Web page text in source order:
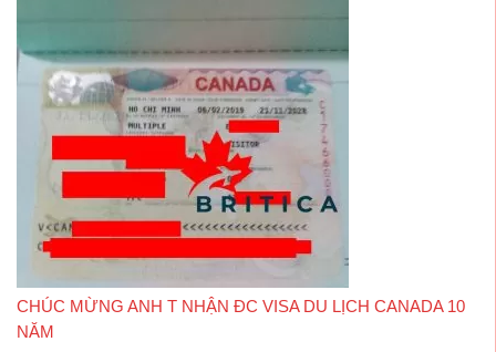
CHÚC MỪNG ANH T NHẬN ĐC VISA DU LỊCH CANADA 10
NĂM